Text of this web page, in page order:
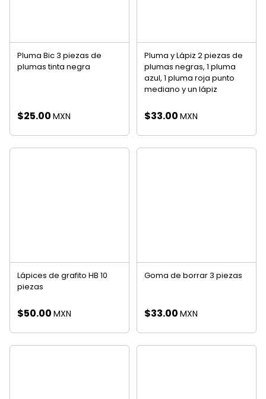
Pluma Bic 3 piezas de
plumas tinta negra
$25.00 MXN
Pluma y Lápiz 2 piezas de
plumas negras, 1 pluma
azul, 1 pluma roja punto
mediano y un lápiz
$33.00 MXN
Lápices de grafito HB 10
piezas
$50.00 MXN
Goma de borrar 3 piezas
$33.00 MXN